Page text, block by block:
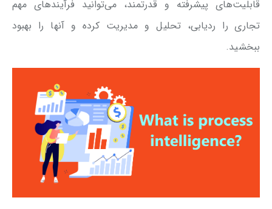
قابلیت‌های پیشرفته و قدرتمند، می‌توانید فرآیندهای مهم
تجاری را ردیابی، تحلیل و مدیریت کرده و آنها را بهبود
ببخشید.